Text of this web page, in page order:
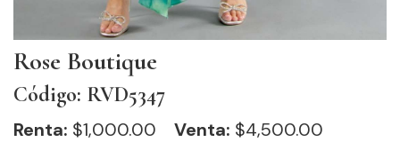
Rose Boutique
Código: RVD5347
Renta: $1,000.00 Venta: $4,500.00